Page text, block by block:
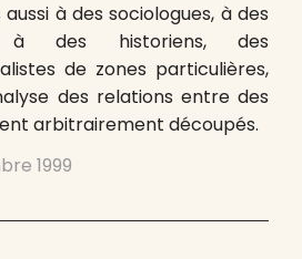
à des sociologues, à des
à des historiens, des
de zones particulières,
des relations entre des
arbitrairement découpés.
1999